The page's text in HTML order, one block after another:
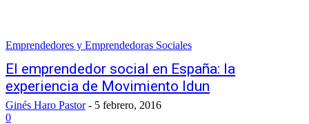
Emprendedores y Emprendedoras Sociales
El emprendedor social en España: la
experiencia de Movimiento Idun
Ginés Haro Pastor - 5 febrero, 2016
0